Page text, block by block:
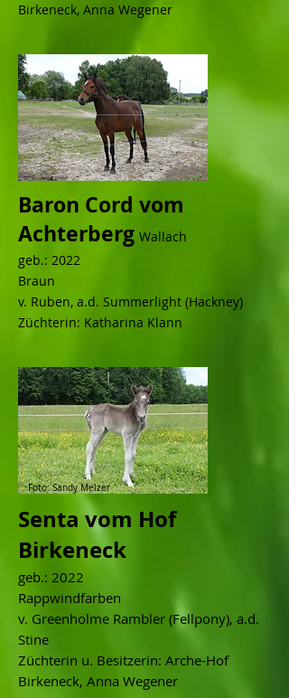
Birkeneck, Anna Wegener
Baron Cord vom
Achterberg Wallach
geb.: 2022
Braun
v. Ruben, a.d. Summerlight (Hackney)
Züchterin: Katharina Klann
Foto: Sandy Melzer
Senta vom Hof
Birkeneck
geb.: 2022
Rappwindfarben
v. Greenholme Rambler (Fellpony), a.d.
Stine
Züchterin u. Besitzerin: Arche-Hof
Birkeneck, Anna Wegener